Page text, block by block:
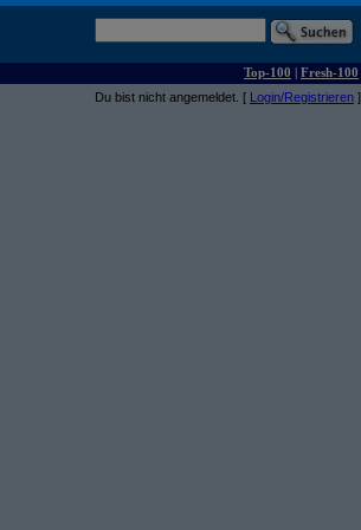
Top-100 | Fresh-100
Du bist nicht angemeldet. [ Login/Registrieren ]